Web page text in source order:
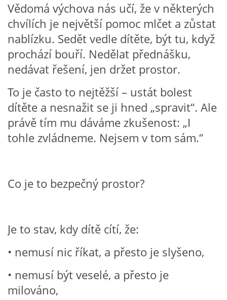
VÝTVARNÉ TECHNIKY
VÝTVARNÉ POMŮCKY
VÝTVARNÉ AKTIVITY - LÉTO
VÝTVARNÉ AKTIVITY - PODZIM
HÁDANKY K TÉMATU JARO, LÉTO, PODZIM,ZIMA
PÍSNĚ K TÉMATU JARO
Vědomá výchova nás učí, že v některých
chvílích je největší pomoc mlčet a zůstat
nablízku. Sedět vedle dítěte, být tu, když
prochází bouří. Nedělat přednášku,
nedávat řešení, jen držet prostor.
To je často to nejtěžší – ustát bolest
dítěte a nesnažit se ji hned „spravit“. Ale
právě tím mu dáváme zkušenost: „I
tohle zvládneme. Nejsem v tom sám.“
Co je to bezpečný prostor?
Je to stav, kdy dítě cítí, že:
• nemusí nic říkat, a přesto je slyšeno,
• nemusí být veselé, a přesto je
milováno,